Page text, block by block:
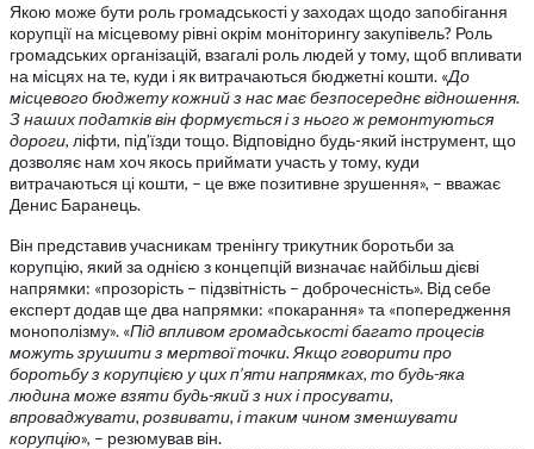
Якою може бути роль громадськості у заходах щодо запобігання
корупції на місцевому рівні окрім моніторингу закупівель? Роль
громадських організацій, взагалі роль людей у тому, щоб впливати
на місцях на те, куди і як витрачаються бюджетні кошти. «До
місцевого бюджету кожний з нас має безпосереднє відношення.
З наших податків він формується і з нього ж ремонтуються
дороги, ліфти, під’їзди тощо. Відповідно будь-який інструмент, що
дозволяє нам хоч якось приймати участь у тому, куди
витрачаються ці кошти, – це вже позитивне зрушення», – вважає
Денис Баранець.
Він представив учасникам тренінгу трикутник боротьби за
корупцію, який за однією з концепцій визначає найбільш дієві
напрямки: «прозорість – підзвітність – доброчесність». Від себе
експерт додав ще два напрямки: «покарання» та «попередження
монополізму». «Під впливом громадськості багато процесів
можуть зрушити з мертвої точки. Якщо говорити про
боротьбу з корупцією у цих п’яти напрямках, то будь-яка
людина може взяти будь-який з них і просувати,
впроваджувати, розвивати, і таким чином зменшувати
корупцію», – резюмував він.